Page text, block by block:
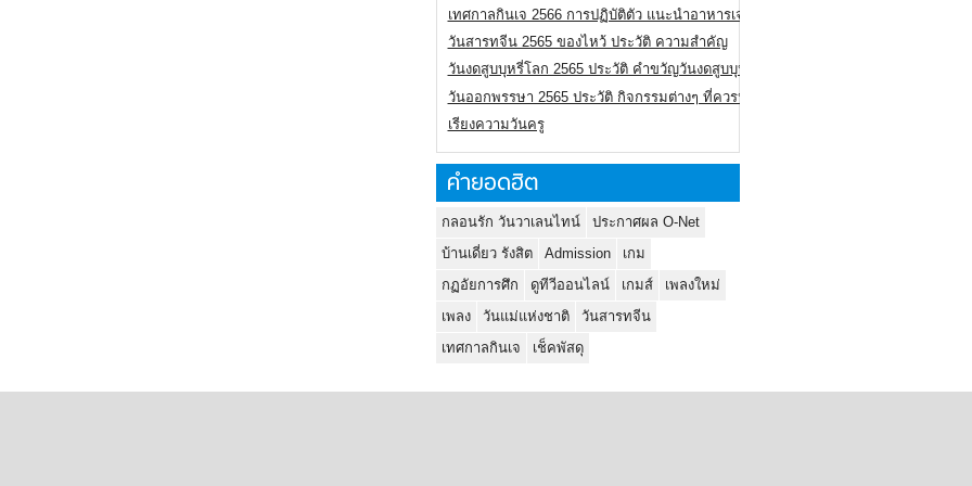
เทศกาลกินเจ 2566 การปฏิบัติตัว แนะนำอาหารเจ
วันสารทจีน 2565 ของไหว้ ประวัติ ความสำคัญ
วันงดสูบบุหรี่โลก 2565 ประวัติ คำขวัญวันงดสูบบุหรี่โลก
วันออกพรรษา 2565 ประวัติ กิจกรรมต่างๆ ที่ควรปฏิบัติ
เรียงความวันครู
คำยอดฮิต
กลอนรัก วันวาเลนไทน์
ประกาศผล O-Net
บ้านเดี่ยว รังสิต
Admission
เกม
กฏอัยการศึก
ดูทีวีออนไลน์ เกมส์
เพลงใหม่
เพลง
วันแม่แห่งชาติ
วันสารทจีน
เทศกาลกินเจ
เช็คพัสดุ